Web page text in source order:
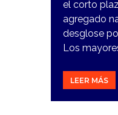
el corto
agregado
desglose
Los
LEER MÁS